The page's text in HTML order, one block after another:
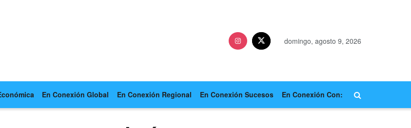
domingo, agosto 9, 2026
En Conexión Global En Conexión Regional En Conexión Sucesos En Conexión Con: